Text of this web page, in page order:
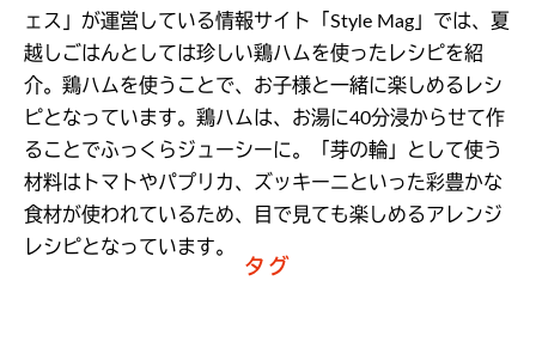
ェス」が運営している情報サイト「Style Mag」では、夏
越しごはんとしては珍しい鶏ハムを使ったレシピを紹
介。鶏ハムを使うことで、お子様と一緒に楽しめるレシ
ピとなっています。鶏ハムは、お湯に40分浸からせて作
ることでふっくらジューシーに。「芽の輪」として使う
材料はトマトやパプリカ、ズッキーニといった彩豊かな
食材が使われているため、目で見ても楽しめるアレンジ
レシピとなっています。
タグ